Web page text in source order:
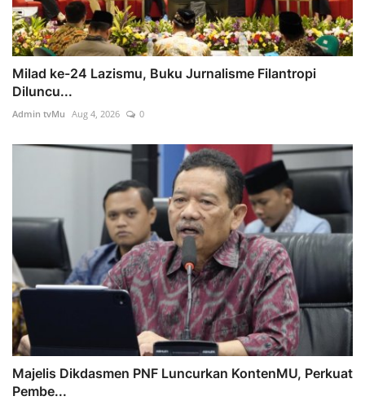
Milad ke-24 Lazismu, Buku Jurnalisme Filantropi
Diluncu...
Admin tvMu Aug 4, 2026 0
Majelis Dikdasmen PNF Luncurkan KontenMU, Perkuat
Pembe...